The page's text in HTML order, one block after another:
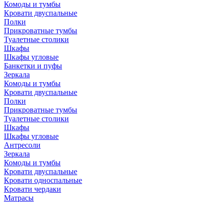
Комоды и тумбы
Кровати двуспальные
Полки
Прикроватные тумбы
Туалетные столики
Шкафы
Шкафы угловые
Банкетки и пуфы
Зеркала
Комоды и тумбы
Кровати двуспальные
Полки
Прикроватные тумбы
Туалетные столики
Шкафы
Шкафы угловые
Антресоли
Зеркала
Комоды и тумбы
Кровати двуспальные
Кровати односпальные
Кровати чердаки
Матрасы